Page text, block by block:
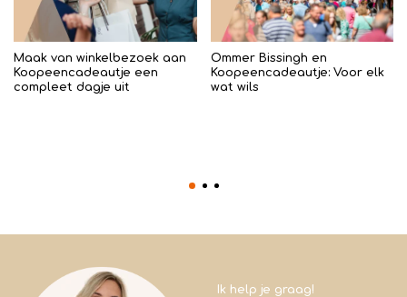
Maak van winkelbezoek aan
Koopeencadeautje een
compleet dagje uit
Ommer Bissingh en
Koopeencadeautje: Voor elk
wat wils
Ik help je graag!